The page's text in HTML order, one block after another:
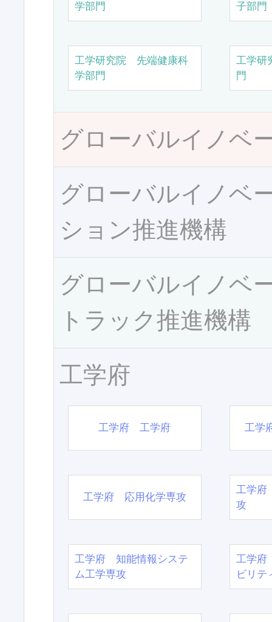
学部門
子部門
工学研究院 先端健康科
学部門
工学研
門
グローバルイノベ
グローバルイノベ
ション推進機構
グローバルイノベ
トラック推進機構
工学府
工学府 工学府 工学
工学府 応用化学専攻
工学府
攻
工学府 知能情報システ
ム工学専攻
工学府
ビリテ